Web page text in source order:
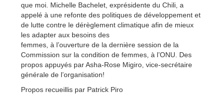
que moi. Michelle Bachelet, exprésidente du Chili, a
appelé à une refonte des politiques de développement et
de lutte contre le dérèglement climatique afin de mieux
les adapter aux besoins des
femmes, à l’ouverture de la dernière session de la
Commission sur la condition de femmes, à l’ONU. Des
propos appuyés par Asha-Rose Migiro, vice-secrétaire
générale de l’organisation!
Propos recueillis par Patrick Piro